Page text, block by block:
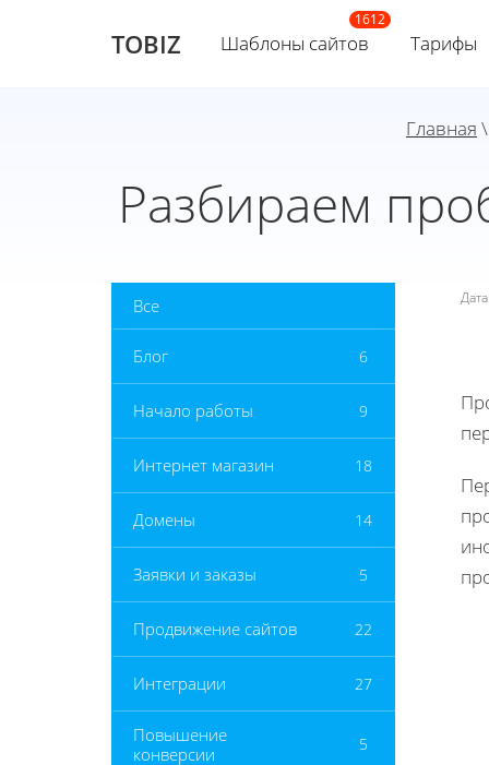
TOBIZ Шаблоны сайтов Тарифы
Главная \
Разбираем
Все
Блог 6
Начало работы 9
Интернет магазин 18
Домены 14
Заявки и заказы 5
Продвижение сайтов 22
Интеграции 27
Повышение
конверсии
5